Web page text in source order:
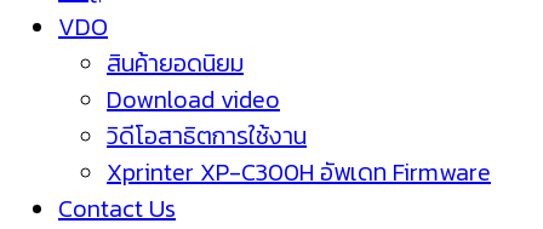
VDO
สินค้ายอดนิยม
Download video
วิดีโอสาธิตการใช้งาน
Xprinter XP-C300H อัพเดท Firmware
Contact Us